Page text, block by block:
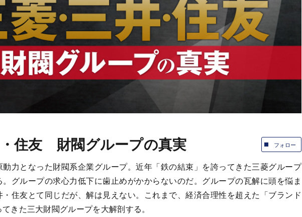
フォロー
住友 財閥グループの真実
力となった財閥系企業グループ。近年「鉄の結束」を誇ってきた三菱グループ
グループの求心力低下に歯止めがかからないのだ。グループの瓦解に頭を悩ま
住友とて同じだが、解は見えない。これまで、経済合理性を超えた「ブランド
きた三大財閥グループを大解剖する。